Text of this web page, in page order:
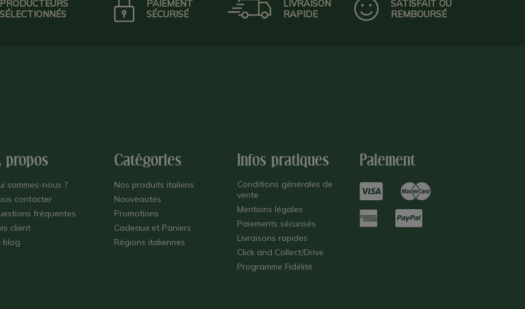
PRODUCTEURS
SÉLECTIONNÉS
PAIEMENT
SÉCURISÉ
LIVRAISON
RAPIDE
SATISFAIT OU
REMBOURSÉ
propos
sommes-nous ?
contacter
fréquentes
client
blog
Catégories
Nos produits italiens
Nouveautés
Promotions
Cadeaux et Paniers
Régions italiennes
Infos pratiques
Conditions générales de
vente
Mentions légales
Paiements sécurisés
Livraisons rapides
Click and Collect/Drive
Programme Fidélité
Paiement